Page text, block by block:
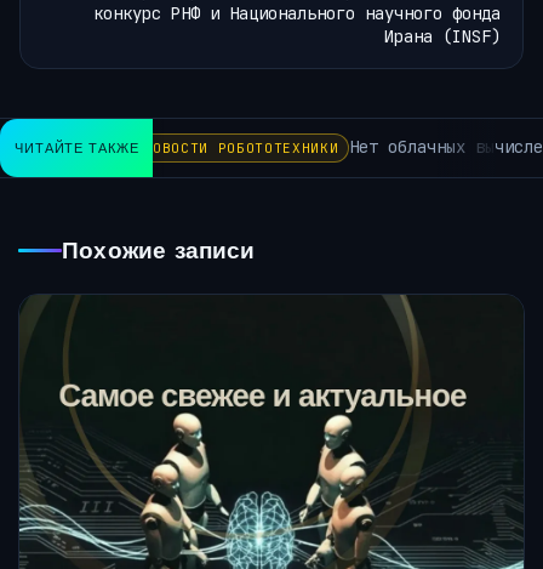
конкурс РНФ и Национального научного фонда
Ирана (INSF)
ЧИТАЙТЕ ТАКЖЕНОВОСТИ РОБОТОТЕХНИКИ Нет облачных
Похожие записи